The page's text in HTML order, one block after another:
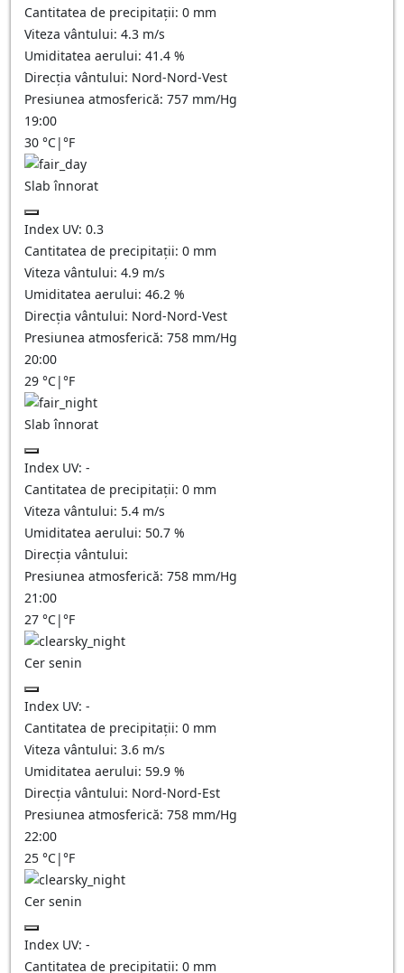
Cantitatea de precipitații: 0 mm
Viteza vântului: 4.3 m/s
Umiditatea aerului: 41.4 %
Direcția vântului: Nord-Nord-Vest
Presiunea atmosferică: 757 mm/Hg
19:00
30 °C|°F
Slab înnorat
Index UV: 0.3
Cantitatea de precipitații: 0 mm
Viteza vântului: 4.9 m/s
Umiditatea aerului: 46.2 %
Direcția vântului: Nord-Nord-Vest
Presiunea atmosferică: 758 mm/Hg
20:00
29 °C|°F
Slab înnorat
Index UV: -
Cantitatea de precipitații: 0 mm
Viteza vântului: 5.4 m/s
Umiditatea aerului: 50.7 %
Direcția vântului:
Presiunea atmosferică: 758 mm/Hg
21:00
27 °C|°F
Cer senin
Index UV: -
Cantitatea de precipitații: 0 mm
Viteza vântului: 3.6 m/s
Umiditatea aerului: 59.9 %
Direcția vântului: Nord-Nord-Est
Presiunea atmosferică: 758 mm/Hg
22:00
25 °C|°F
Cer senin
Index UV: -
Cantitatea de precipitații: 0 mm